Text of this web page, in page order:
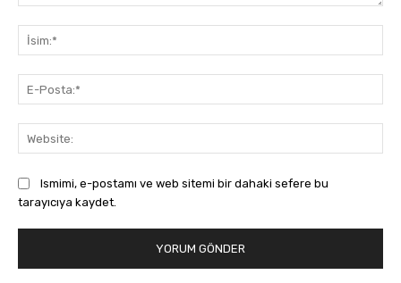
Ismimi, e-postamı ve web sitemi bir dahaki sefere bu
tarayıcıya kaydet.